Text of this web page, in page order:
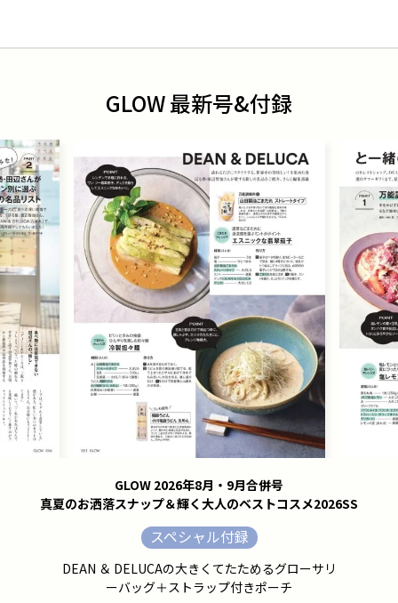
GLOW 最新号&付録
GLOW 2026年8月・9月合併号
真夏のお洒落スナップ＆輝く大人のベストコスメ2026SS
スペシャル付録
DEAN ＆ DELUCAの大きくてたためるグローサリ
ーバッグ＋ストラップ付きポーチ